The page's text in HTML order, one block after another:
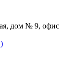
дом № 9, офис